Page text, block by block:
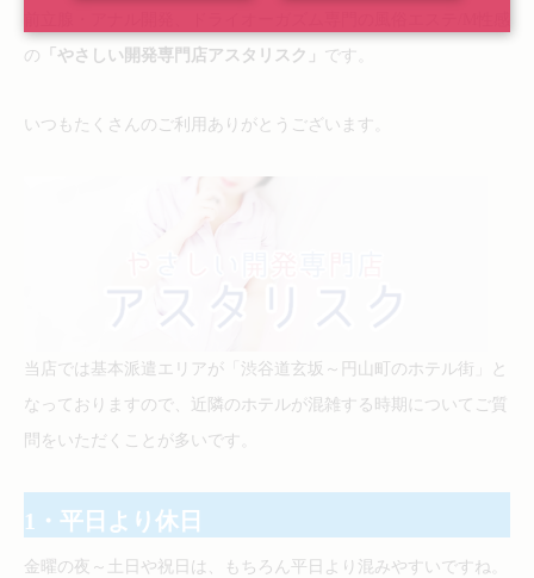
の 「やさしい開発専門店アスタリスク」 です。
いつもたくさんのご利用ありがとうございます。
当店では基本派遣エリアが「渋谷道玄坂～円山町のホテル街」と
なっておりますので、近隣のホテルが混雑する時期についてご質
問をいただくことが多いです。
1・平日より休日
金曜の夜～土日や祝日は、もちろん平日より混みやすいですね。